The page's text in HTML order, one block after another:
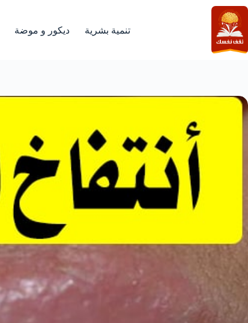
التجاوز
إلى
المحتوى
تنمية بشرية ديكور و موضة